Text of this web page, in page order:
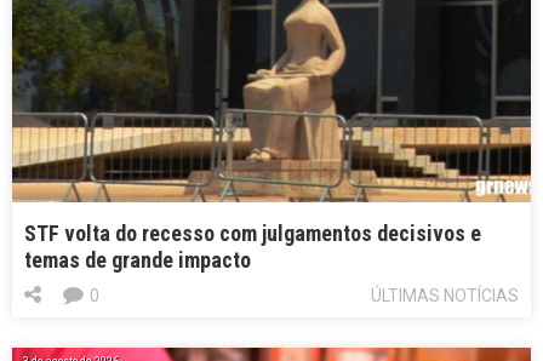
STF volta do recesso com julgamentos decisivos e
temas de grande impacto
ÚLTIMAS NOTÍCIAS
0